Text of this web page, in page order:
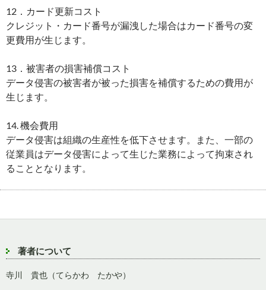
12．カード更新コスト
クレジット・カード番号が漏洩した場合はカード番号の変
更費用が生じます。
13．被害者の損害補償コスト
データ侵害の被害者が被った損害を補償するための費用が
生じます。
14. 機会費用
データ侵害は組織の生産性を低下させます。また、一部の
従業員はデータ侵害によって生じた業務によって拘束され
ることとなります。
著者について
寺川 貴也（てらかわ たかや）